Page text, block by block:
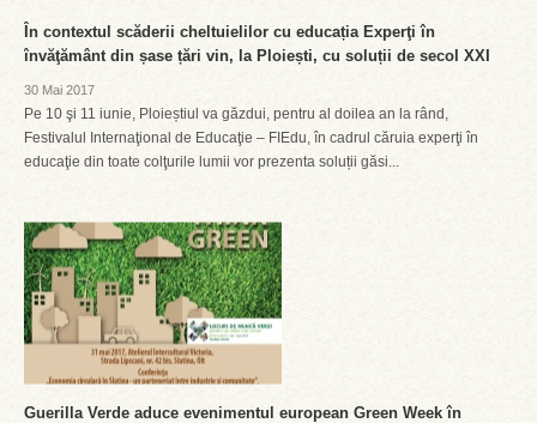
În contextul scăderii cheltuielilor cu educația Experţi în
învăţământ din șase țări vin, la Ploiești, cu soluții de secol XXI
30 Mai 2017
Pe 10 şi 11 iunie, Ploieștiul va găzdui, pentru al doilea an la rând,
Festivalul Internaţional de Educaţie – FIEdu, în cadrul căruia experţi în
educaţie din toate colţurile lumii vor prezenta soluții găsi...
Guerilla Verde aduce evenimentul european Green Week în